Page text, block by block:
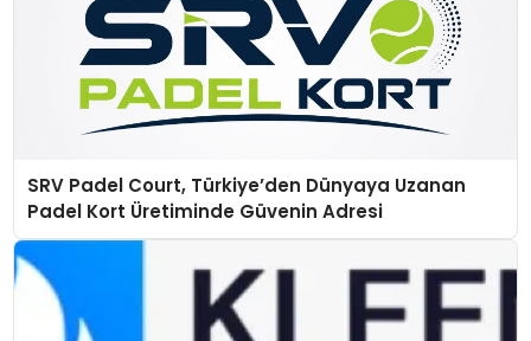
SRV Padel Court, Türkiye’den Dünyaya Uzanan
Padel Kort Üretiminde Güvenin Adresi